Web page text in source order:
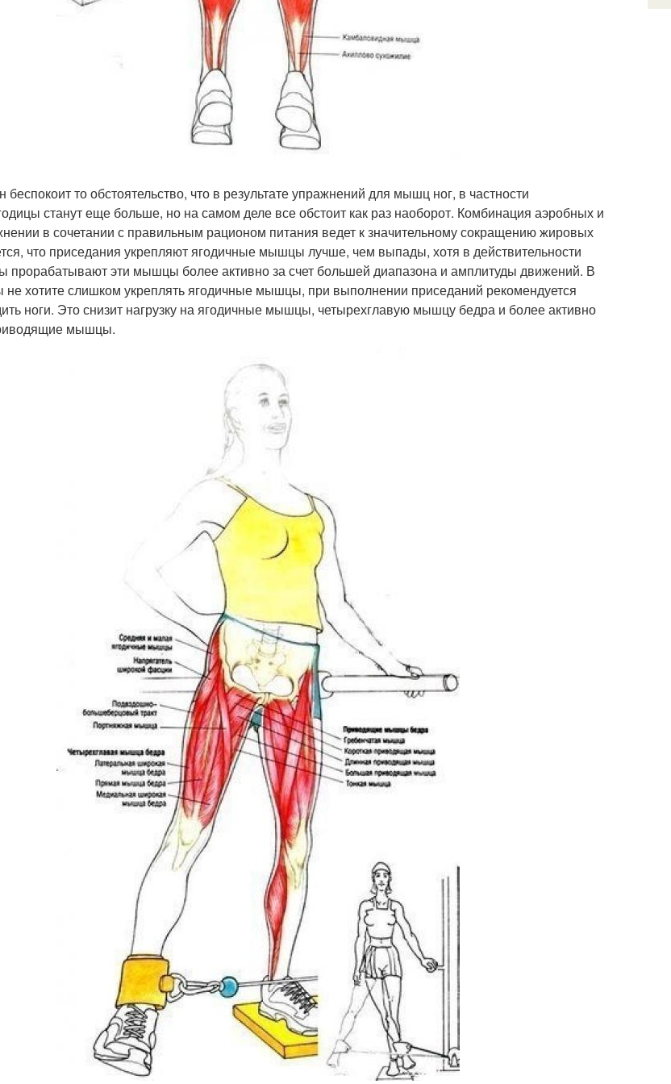
то обстоятельство, что в результате упражнений для мышц ног, в частности
станут еще больше, но на самом деле все обстоит как раз наоборот. Комбинация аэробных и
в сочетании с правильным рационом питания ведет к значительному сокращению жировых
что приседания укрепляют ягодичные мышцы лучше, чем выпады, хотя в действительности
прорабатывают эти мышцы более активно за счет большей диапазона и амплитуды движений. В
не хотите слишком укреплять ягодичные мышцы, при выполнении приседаний рекомендуется
ноги. Это снизит нагрузку на ягодичные мышцы, четырехглавую мышцу бедра и более активно
мышцы.